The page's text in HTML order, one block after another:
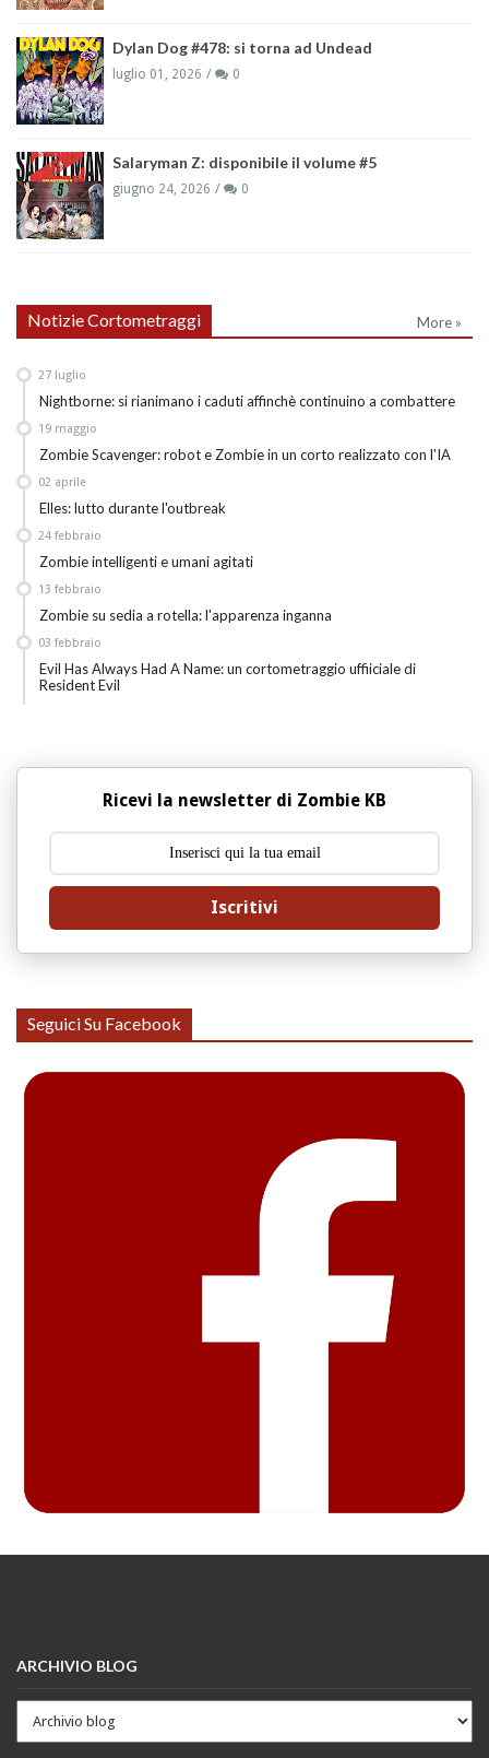
Dylan Dog #478: si torna ad Undead
luglio 01, 2026 0
Salaryman Z: disponibile il volume #5
giugno 24, 2026 0
Notizie Cortometraggi More »
Nightborne: si rianimano i caduti affinchè continuino a combattere
27 luglio
Zombie Scavenger: robot e Zombie in un corto realizzato con l'IA
19 maggio
Elles: lutto durante l'outbreak
02 aprile
Zombie intelligenti e umani agitati
24 febbraio
Zombie su sedia a rotella: l'apparenza inganna
13 febbraio
Evil Has Always Had A Name: un cortometraggio uffiiciale di
Resident Evil
03 febbraio
Ricevi la newsletter di Zombie KB
Iscritivi
Seguici Su Facebook
ARCHIVIO BLOG